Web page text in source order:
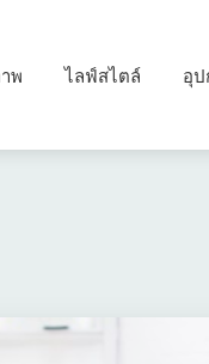
พ ไลฟ์สไตล์ อุ